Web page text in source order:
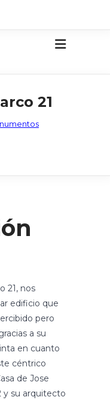
21
21, nos
edificio que
pero
a su
en cuanto
céntrico
de Jose
y su arquitecto